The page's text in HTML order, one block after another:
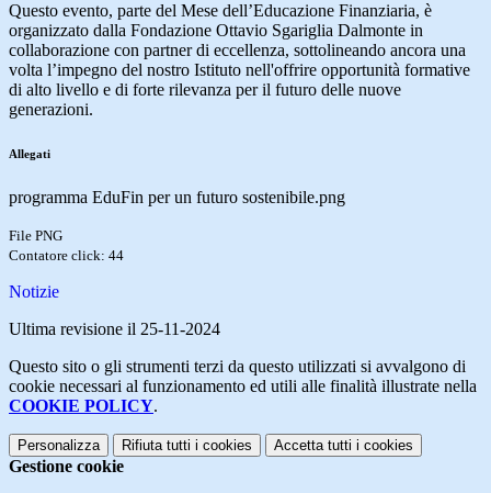
Questo evento, parte del Mese dell’Educazione Finanziaria, è
organizzato dalla Fondazione Ottavio Sgariglia Dalmonte in
collaborazione con partner di eccellenza, sottolineando ancora una
volta l’impegno del nostro Istituto nell'offrire opportunità formative
di alto livello e di forte rilevanza per il futuro delle nuove
generazioni.
Allegati
programma EduFin per un futuro sostenibile.png
File PNG
Contatore click: 44
Notizie
Ultima revisione il 25-11-2024
Questo sito o gli strumenti terzi da questo utilizzati si avvalgono di
cookie necessari al funzionamento ed utili alle finalità illustrate nella
COOKIE POLICY.
Personalizza Rifiuta tutti i cookies Accetta tutti i cookies
Gestione cookie